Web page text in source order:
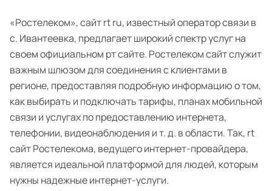
«Ростелеком», сайт rt ru, известный оператор связи в
с. Ивантеевка, предлагает широкий спектр услуг на
своем официальном рт сайте. Ростелеком сайт служит
важным шлюзом для соединения с клиентами в
регионе, предоставляя подробную информацию о том,
как выбирать и подключать тарифы, планах мобильной
связи и услугах по предоставлению интернета,
телефонии, видеонаблюдения и т. д. в области. Так, rt
сайт Ростелекома, ведущего интернет-провайдера,
является идеальной платформой для людей, которым
нужны надежные интернет-услуги.